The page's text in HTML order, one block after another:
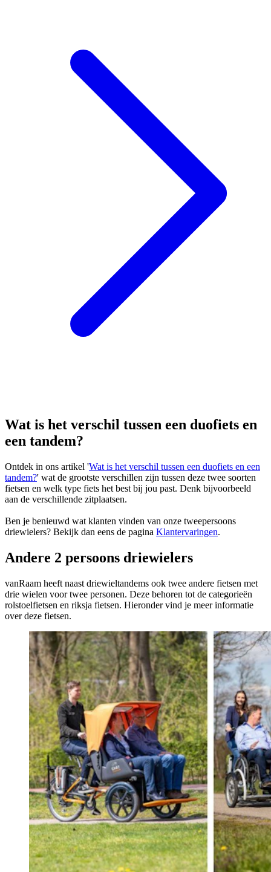
Wat is het verschil tussen een duofiets en
een tandem?
Ontdek in ons artikel 'Wat is het verschil tussen een duofiets en een
tandem?' wat de grootste verschillen zijn tussen deze twee soorten
fietsen en welk type fiets het best bij jou past. Denk bijvoorbeeld
aan de verschillende zitplaatsen.
Ben je benieuwd wat klanten vinden van onze tweepersoons
driewielers? Bekijk dan eens de pagina Klantervaringen.
Andere 2 persoons driewielers
vanRaam heeft naast driewieltandems ook twee andere fietsen met
drie wielen voor twee personen. Deze behoren tot de categorieën
rolstoelfietsen en riksja fietsen. Hieronder vind je meer informatie
over deze fietsen.